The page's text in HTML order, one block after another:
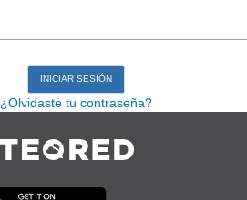
¿Olvidaste tu contraseña?